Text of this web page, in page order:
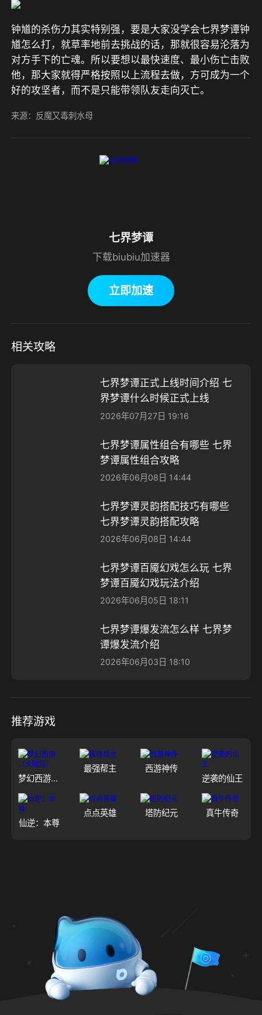
钟馗的杀伤力其实特别强，要是大家没学会七界梦谭钟
馗怎么打，就草率地前去挑战的话，那就很容易沦落为
对方手下的亡魂。所以要想以最快速度、最小伤亡击败
他，那大家就得严格按照以上流程去做，方可成为一个
好的攻坚者，而不是只能带领队友走向灭亡。
来源：反魔又毒刺水母
七界梦谭
下载biubiu加速器
立即加速
相关攻略
七界梦谭正式上线时间介绍 七
界梦谭什么时候正式上线
2026年07月27日 19:16
七界梦谭属性组合有哪些 七界
梦谭属性组合攻略
2026年06月08日 14:44
七界梦谭灵韵搭配技巧有哪些
七界梦谭灵韵搭配攻略
2026年06月08日 14:44
七界梦谭百魇幻戏怎么玩 七界
梦谭百魇幻戏玩法介绍
2026年06月05日 18:11
七界梦谭爆发流怎么样 七界梦
谭爆发流介绍
2026年06月03日 18:10
推荐游戏
梦幻西游（大陆服）
最强帮主
西游神传
逆袭的仙王
仙逆：本尊
点点英雄 塔防纪元 真牛传奇